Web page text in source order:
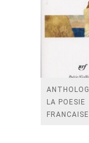
LA POESIE